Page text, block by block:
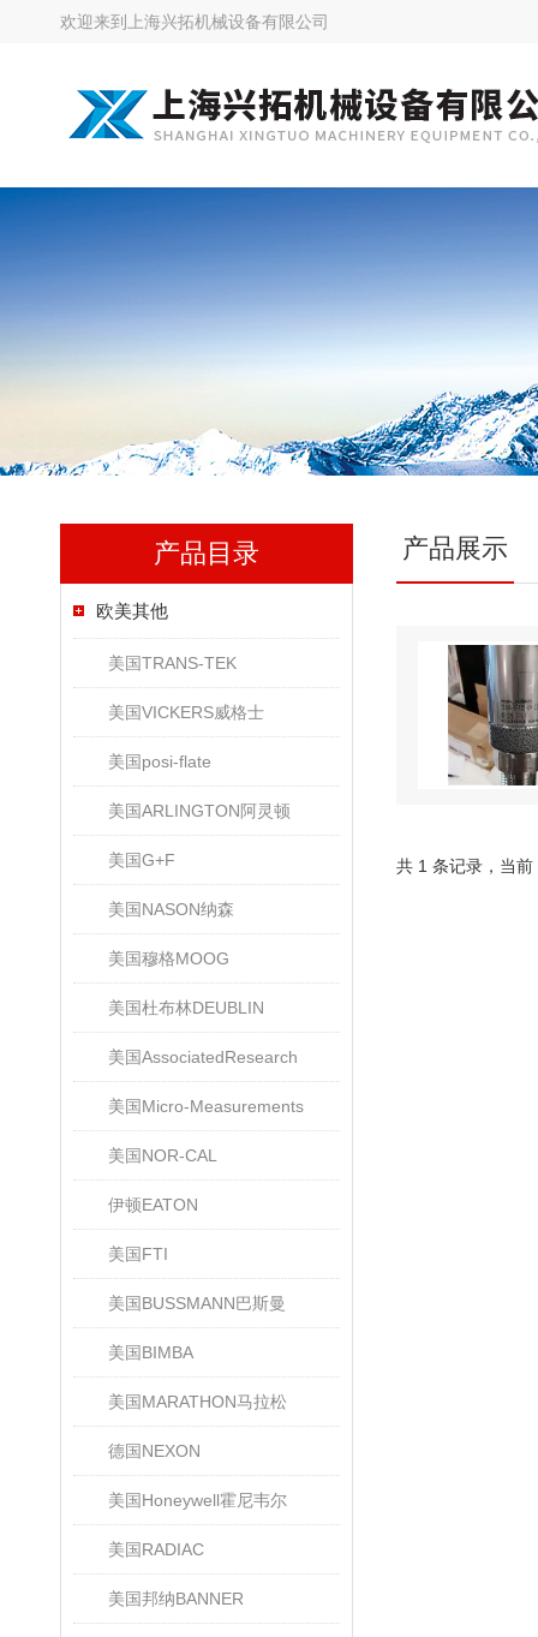
欢迎来到 上海兴拓机械设备有限公司
产品目录
欧美其他
美国TRANS-TEK
美国VICKERS威格士
美国posi-flate
美国ARLINGTON阿灵顿
美国G+F
美国NASON纳森
美国穆格MOOG
美国杜布林DEUBLIN
美国AssociatedResearch
美国Micro-Measurements
美国NOR-CAL
伊顿EATON
美国FTI
美国BUSSMANN巴斯曼
美国BIMBA
美国MARATHON马拉松
德国NEXON
美国Honeywell霍尼韦尔
美国RADIAC
美国邦纳BANNER
产品展示
共 1 条记录，当